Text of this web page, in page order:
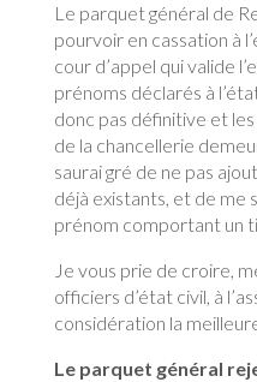
Le parquet général de
pourvoir en cassation à
cour d’appel qui valide
prénoms déclarés à
donc pas définitive et
de la chancellerie
saurai gré de ne pas
déjà existants, et de me
prénom comportant un
Je vous prie de croire,
officiers d’état civil, à
considération la
Le parquet général